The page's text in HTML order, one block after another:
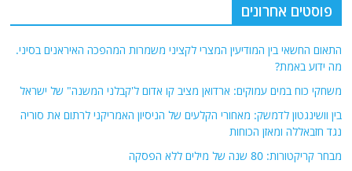
פוסטים אחרונים
התאום החשאי בין המודיעין המצרי לקציני משמרות המהפכה האיראנים בסיני.
מה ידוע באמת?
משחקי כוח במים עמוקים: ארדואן מציב קו אדום ל'קבלני המשנה" של ישראל
בין וושינגטון לדמשק: מאחורי הקלעים של הניסיון האמריקני לרתום את סוריה
נגד חזבאללה ומאזן הכוחות
מבחר קריקטורות: 80 שנה של מילים ללא הפסקה